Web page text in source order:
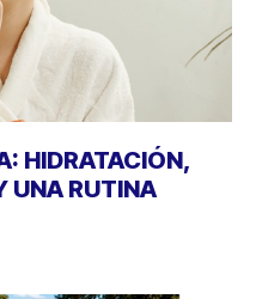
HIDRATACIÓN,
UNA RUTINA